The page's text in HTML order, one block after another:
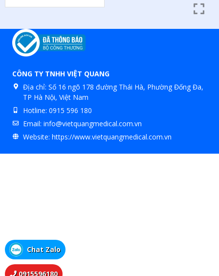
CÔNG TY TNHH VIỆT QUANG
Địa chỉ: Số 16 ngõ 178 đường Thái Hà, Phường Đống Đa,
TP Hà Nội, Việt Nam
Hotline: 0915 596 180
Email: info@vietquangmedical.com.vn
Website: https://www.vietquangmedical.com.vn
0915596180
Chat Zalo